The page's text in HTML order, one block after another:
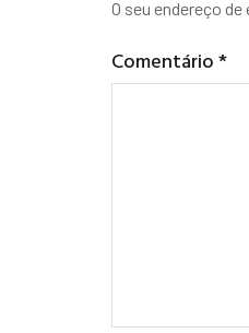
O seu endereço
Comentário*